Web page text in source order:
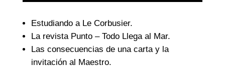
Estudiando a Le Corbusier.
La revista Punto – Todo Llega al Mar.
Las consecuencias de una carta y la
invitación al Maestro.